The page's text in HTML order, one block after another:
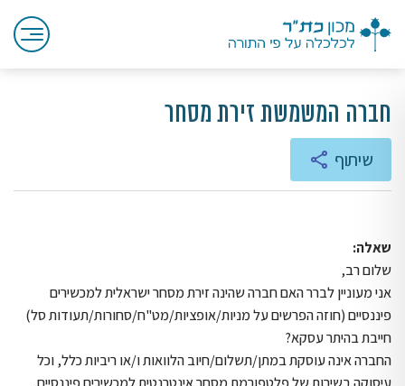
חברה המשמשת זירת מסחר
שיתוף
שאלה:
שלום רב,
אני מעוניין לברר האם חברה שהינה זירת מסחר ישראלית למכשירים
פיננסיים (חוזה הפרשים על מניות/אופציות/מט"ח/סחורות/תעודות סל)
חייבת בהיתר עסקא?
החברה אינה עוסקת במתן/תשלום/חיוב הלוואות ו/או ריביות כלל, וכל